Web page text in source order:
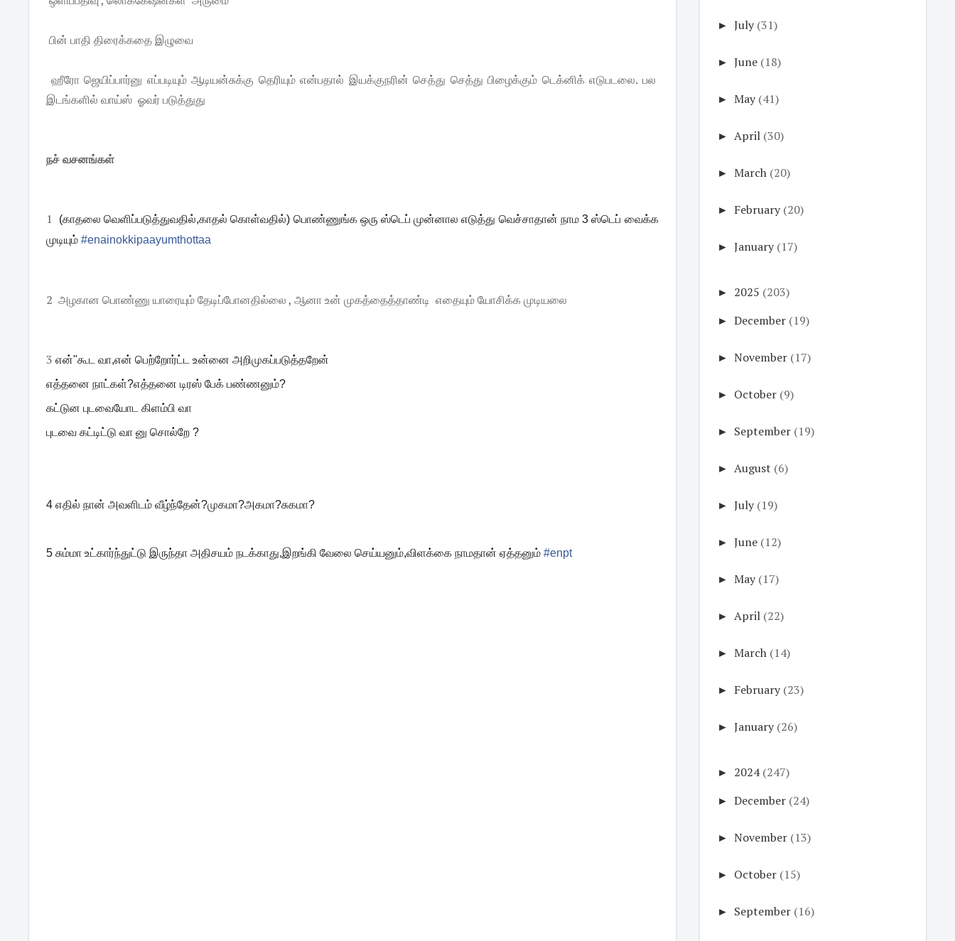
பின் பாதி திரைக்கதை இழுவை
ஹீரோ ஜெயிப்பார்னு எப்படியும் ஆடியன்சுக்கு தெரியும் என்பதால் இயக்குநரின் செத்து செத்து பிழைக்கும் டெக்னிக் எடுபடலை. பல
இடங்களில் வாய்ஸ் ஓவர் படுத்துது
நச் வசனங்கள்
1
(காதலை வெளிப்படுத்துவதில்,காதல் கொள்வதில்) பொண்ணுங்க ஒரு ஸ்டெப் முன்னால எடுத்து வெச்சாதான் நாம 3 ஸ்டெப் வைக்க
முடியும்#enainokkipaayumthottaa
2 அழகான பொண்ணு யாரையும் தேடிப்போனதில்லை , ஆனா உன் முகத்தைத்தாண்டி எதையும் யோசிக்க முடியலை
3என்"கூட வா,என் பெற்றோர்ட்ட உன்னை அறிமுகப்படுத்தறேன்
எத்தனை நாட்கள்?எத்தனை டிரஸ் பேக் பண்ணனும்?
கட்டுன புடவையோட கிளம்பி வா
புடவை கட்டிட்டு வா னு சொல்றே ?
4 எதில் நான் அவளிடம் வீழ்ந்தேன்?முகமா?அகமா?சுகமா?
5 சும்மா உட்கார்ந்துட்டு இருந்தா அதிசயம் நடக்காது,இறங்கி வேலை செய்யனும்,விளக்கை நாமதான் ஏத்தனும்#enpt
► July (31)
► June (18)
► May (41)
► April (30)
► March (20)
► February (20)
► January (17)
► 2025 (203)
► December (19)
► November (17)
► October (9)
► September (19)
► August (6)
► July (19)
► June (12)
► May (17)
► April (22)
► March (14)
► February (23)
► January (26)
► 2024 (247)
► December (24)
► November (13)
► October (15)
► September (16)